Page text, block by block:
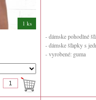
1 ks
- dámske pohodlné
- dámske šľapky s
- vyrobené: guma